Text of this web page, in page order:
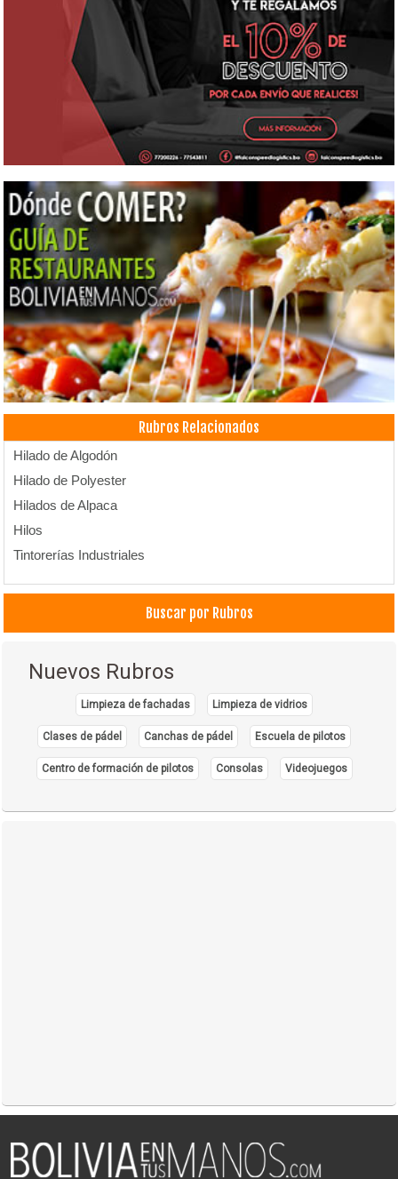
Rubros Relacionados
Hilado de Algodón
Hilado de Polyester
Hilados de Alpaca
Hilos
Tintorerías Industriales
Buscar por Rubros
Nuevos Rubros
Limpieza de fachadas Limpieza de vidrios
Clases de pádel Canchas de pádel Escuela de pilotos
Centro de formación de pilotos Consolas Videojuegos